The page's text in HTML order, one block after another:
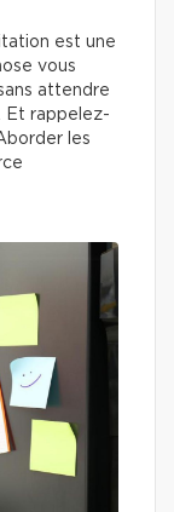
est une
vous
attendre
Et rappelez-
les